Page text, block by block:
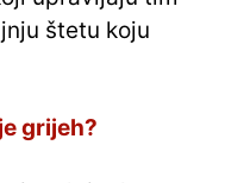
štetu koju
grijeh?